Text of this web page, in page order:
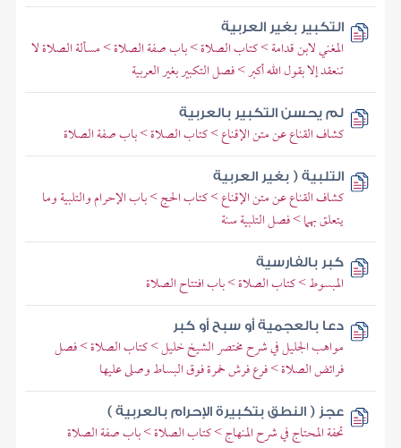
التكبير بغير العربية
المغني لابن قدامة > كتاب الصلاة > باب صفة الصلاة > مسألة الصلاة لا
تنعقد إلا بقول الله أكبر > فصل التكبير بغير العربية
لم يحسن التكبير بالعربية
كشاف القناع عن متن الإقناع > كتاب الصلاة > باب صفة الصلاة
التلبية ( بغير العربية
كشاف القناع عن متن الإقناع > كتاب الحج > باب الإحرام والتلبية وما
يتعلق بهما > فصل التلبية سنة
كبر بالفارسية
المبسوط > كتاب الصلاة > باب افتتاح الصلاة
دعا بالعجمية أو سبح أو كبر
مواهب الجليل في شرح مختصر الشيخ خليل > كتاب الصلاة > فصل
فرائض الصلاة > فرع فرش خمرة فوق البساط وصلى عليها
عجز ( النطق بتكبيرة الإحرام بالعربية )
تحفة المحتاج في شرح المنهاج > كتاب الصلاة > باب صفة الصلاة